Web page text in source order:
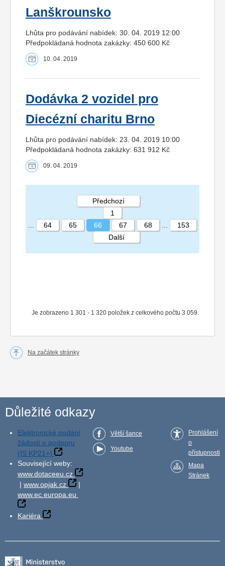
Lanškrounsko
Lhůta pro podávání nabídek: 30. 04. 2019 12:00
Předpokládaná hodnota zakázky: 450 600 Kč
10. 04. 2019
Dodávka 2 vozidel pro
Diecézní charitu Brno
Lhůta pro podávání nabídek: 23. 04. 2019 10:00
Předpokládaná hodnota zakázky: 631 912 Kč
09. 04. 2019
STRÁNKA 66 153
Je zobrazeno 1 301 - 1 320 položek z celkového počtu 3 059.
Předchozí
1
64 65 66 67 68
153
Další
Na začátek stránky
Důležité odkazy
Elektronické podání
žádosti o podporu
(IS KP21+)
Související weby:
www.dotaceeu.cz
| www.opjak.cz
|
www.ec.europa.eu
Kariéra
Větší šance
Youtube
Prohlášení
o
přístupnosti
Mapa
Stránek